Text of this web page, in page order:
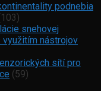
podnebia
snehovej
nástrojov
sítí pro
(59)